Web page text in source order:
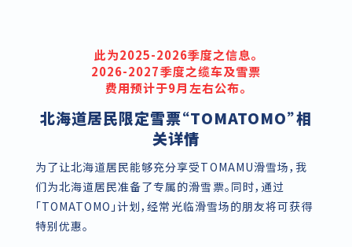
此为2025-2026季度之信息。
2026-2027季度之缆车及雪票
费用预计于9月左右公布。
北海道居民限定雪票“TOMATOMO”相
关详情
为了让北海道居民能够充分享受TOMAMU滑雪场，我
们为北海道居民准备了专属的滑雪票。同时，通过
「TOMATOMO」计划，经常光临滑雪场的朋友将可获得
特别优惠。